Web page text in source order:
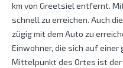
km von Greetsiel entfernt.
schnell zu erreichen. Auch
zügig mit dem Auto zu
Einwohner, die sich auf
Mittelpunkt des Ortes ist